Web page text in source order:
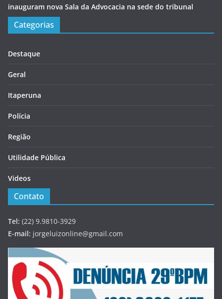
inauguram nova Sala da Advocacia na sede do tribunal
Categorias
Destaque
Geral
Itaperuna
Polícia
Região
Utilidade Pública
Videos
Contato
Tel: (22) 9.9810-3929
E-mail: jorgeluizonline@gmail.com